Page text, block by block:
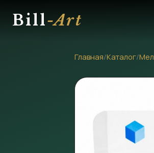
Bill-Art
Главная/Каталог/Мел